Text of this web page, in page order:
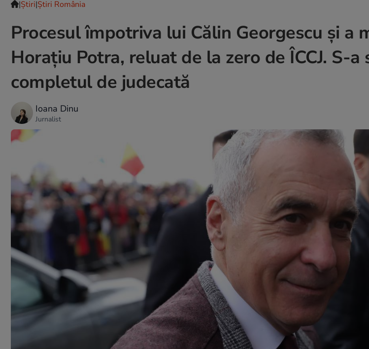
|Ştiri|Știri România
Procesul împotriva lui Călin Georgescu și a
Horațiu Potra, reluat de la zero de ÎCCJ. S-a
completul de judecată
Ioana Dinu
Jurnalist